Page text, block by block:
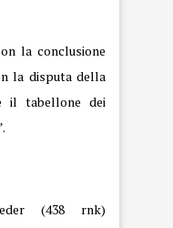
la conclusione
la disputa della
il tabellone dei
(438 rnk)